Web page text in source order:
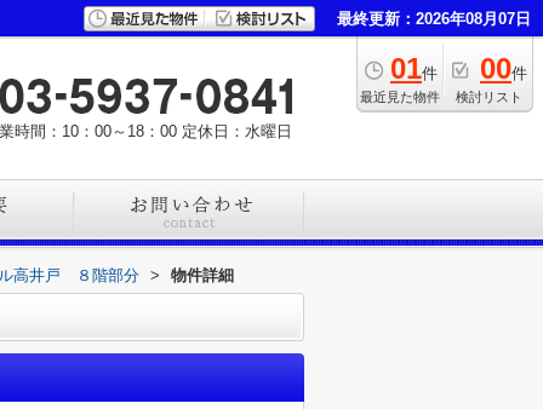
最終更新：2026年08月07日
01件
最近見た物件
00件
検討リスト
時間：10：00～18：00 定休日：水曜日
高井戸 ８階部分 > 物件詳細